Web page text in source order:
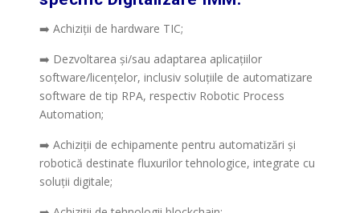
➡️ Achiziții de hardware TIC;
➡️ Dezvoltarea și/sau adaptarea aplicațiilor
software/licențelor, inclusiv soluțiile de automatizare
software de tip RPA, respectiv Robotic Process
Automation;
➡️ Achiziții de echipamente pentru automatizări și
robotică destinate fluxurilor tehnologice, integrate cu
soluții digitale;